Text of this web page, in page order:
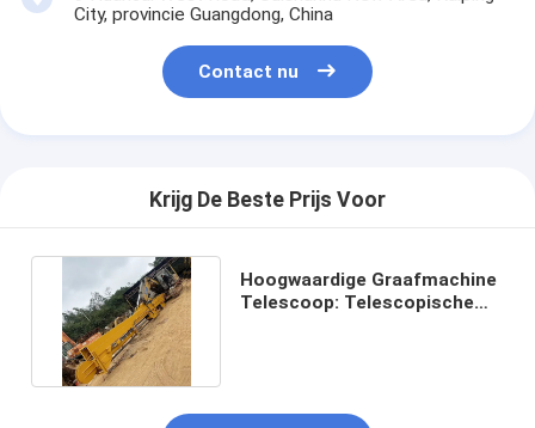
City, provincie Guangdong, China
Contact nu
Krijg De Beste Prijs Voor
Hoogwaardige Graafmachine
Telescoop: Telescopische